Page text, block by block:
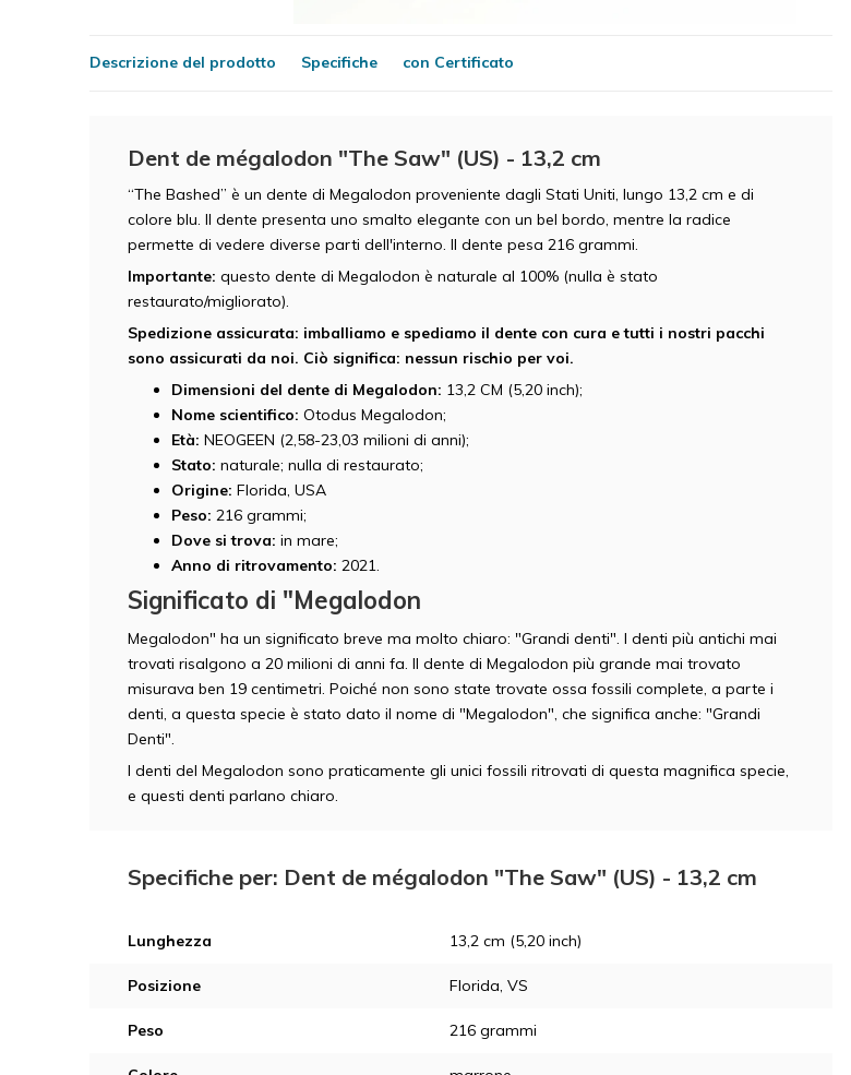
Descrizione del prodotto Specifiche con Certificato
Dent de mégalodon "The Saw" (US) - 13,2 cm
“The Bashed” è un dente di Megalodon proveniente dagli Stati Uniti, lungo 13,2 cm e di
colore blu. Il dente presenta uno smalto elegante con un bel bordo, mentre la radice
permette di vedere diverse parti dell'interno. Il dente pesa 216 grammi.
Importante: questo dente di Megalodon è naturale al 100% (nulla è stato
restaurato/migliorato).
Spedizione assicurata: imballiamo e spediamo il dente con cura e tutti i nostri pacchi
sono assicurati da noi. Ciò significa: nessun rischio per voi.
Dimensioni del dente di Megalodon: 13,2 CM (5,20 inch);
Nome scientifico: Otodus Megalodon;
Età: NEOGEEN (2,58-23,03 milioni di anni);
Stato: naturale; nulla di restaurato;
Origine: Florida, USA
Peso: 216 grammi;
Dove si trova: in mare;
Anno di ritrovamento: 2021.
Significato di "Megalodon
Megalodon" ha un significato breve ma molto chiaro: "Grandi denti". I denti più antichi mai
trovati risalgono a 20 milioni di anni fa. Il dente di Megalodon più grande mai trovato
misurava ben 19 centimetri. Poiché non sono state trovate ossa fossili complete, a parte i
denti, a questa specie è stato dato il nome di "Megalodon", che significa anche: "Grandi
Denti".
I denti del Megalodon sono praticamente gli unici fossili ritrovati di questa magnifica specie,
e questi denti parlano chiaro.
Specifiche per: Dent de mégalodon "The Saw" (US) - 13,2 cm
Lunghezza 13,2 cm (5,20 inch)
Posizione Florida, VS
Peso 216 grammi